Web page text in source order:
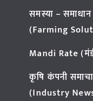
समस्या – समाधान
(Farming
Mandi Rate
कृषि कंपनी
(Industry